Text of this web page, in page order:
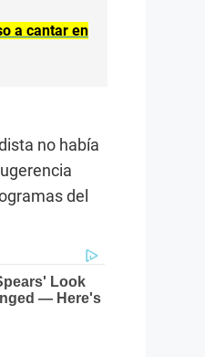
a cantar en
no había
del